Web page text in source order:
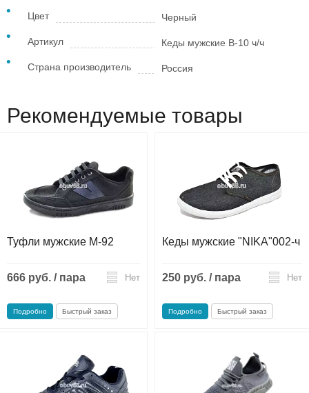
Цвет Черный
Артикул Кеды мужские В-10 ч/ч
Страна производитель Россия
Рекомендуемые товары
Туфли мужские М-92
666 руб. / пара Нет
Подробно Быстрый заказ
Кеды мужские "NIKA"002-ч
250 руб. / пара Нет
Подробно Быстрый заказ